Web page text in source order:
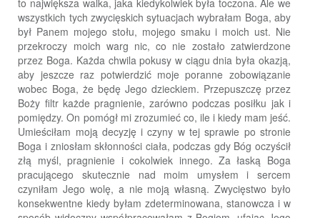
wszystkich tych zwycięskich sytuacjach wybrałam Boga, aby
był Panem mojego stołu, mojego smaku i moich ust. Nie
przekroczy moich warg nic, co nie zostało zatwierdzone
przez Boga. Każda chwila pokusy w ciągu dnia była okazją,
aby jeszcze raz potwierdzić moje poranne zobowiązanie
wobec Boga, że będę Jego dzieckiem. Przepuszczę przez
Boży filtr każde pragnienie, zarówno podczas posiłku jak i
pomiędzy. On pomógł mi zrozumieć co, ile i kiedy mam jeść.
Umieściłam moją decyzję i czyny w tej sprawie po stronie
Boga i zniosłam skłonności ciała, podczas gdy Bóg oczyścił
złą myśl, pragnienie i cokolwiek innego. Za łaską Boga
pracującego skutecznie nad moim umysłem i sercem
czyniłam Jego wolę, a nie moją własną. Zwycięstwo było
konsekwentne kiedy byłam zdeterminowana, stanowcza i w